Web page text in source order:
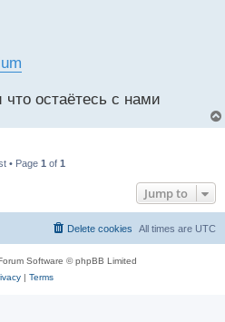
остаётесь с нами
• Page 1 of 1
Jump to
All times are UTC
Delete cookies
Software © phpBB Limited
| Terms